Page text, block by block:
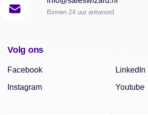
Binnen 24 uur antwoord
Volg ons
Facebook
Instagram
LinkedIn
Youtube